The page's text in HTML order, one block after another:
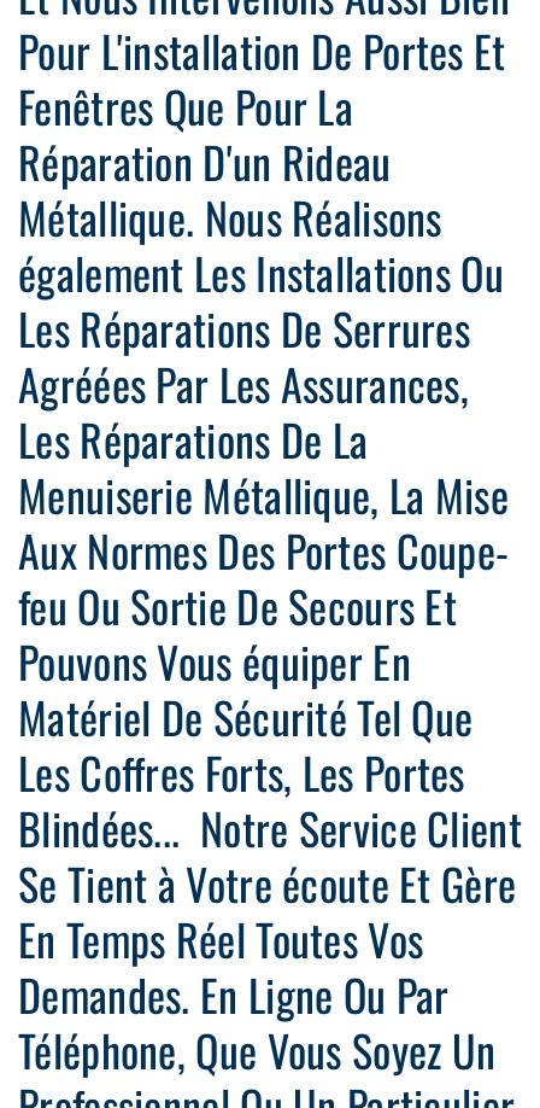
Pour L'installation De Portes Et
Fenêtres Que Pour La
Réparation D'un Rideau
Métallique. Nous Réalisons
également Les Installations Ou
Les Réparations De Serrures
Agréées Par Les Assurances,
Les Réparations De La
Menuiserie Métallique, La Mise
Aux Normes Des Portes Coupe-
feu Ou Sortie De Secours Et
Pouvons Vous équiper En
Matériel De Sécurité Tel Que
Les Coffres Forts, Les Portes
Blindées... Notre Service Client
Se Tient à Votre écoute Et Gère
En Temps Réel Toutes Vos
Demandes. En Ligne Ou Par
Téléphone, Que Vous Soyez Un